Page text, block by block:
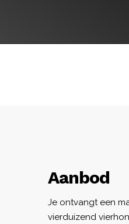
Aanbod
Je ontvangt een
vierduizend